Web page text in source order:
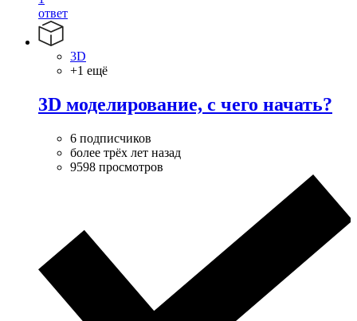
ответ
3D
+1 ещё
3D моделирование, с чего начать?
6 подписчиков
более трёх лет назад
9598 просмотров